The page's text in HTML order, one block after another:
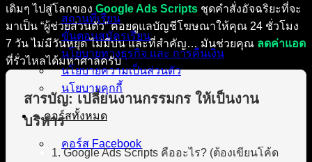
สถานที่เรียน
ขั้นตอนสมัครเรียน
นโยบายทางธุรกิจ และ การคืนเงิน
นโยบายความเป็นส่วนตัว
นโยบายคุกกี้
คอร์สทั้งหมด
คอร์ส Facebook
เดิมๆ ไปสู่โลกของGoogle Ads Scripts ชุดคำสั่งอัจฉริยะที่จะ
มาเป็น “ผู้ช่วยส่วนตัว” คอยดูแลบัญชีโฆษณาให้คุณ 24 ชั่วโมง
7 วัน ไม่มีวันหยุด ไม่มีบ่น และที่สำคัญ… มันช่วยคุณ ลดค่าแอด
ที่รั่วไหลได้มหาศาลครับ
สารบัญ: เปลี่ยนงานกรรมกร ให้เป็นงาน
บริหาร
1. Google Ads Scripts คืออะไร? (ต้องเขียนโค้ด